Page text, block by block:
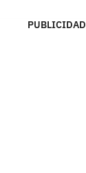
PUBLICIDAD